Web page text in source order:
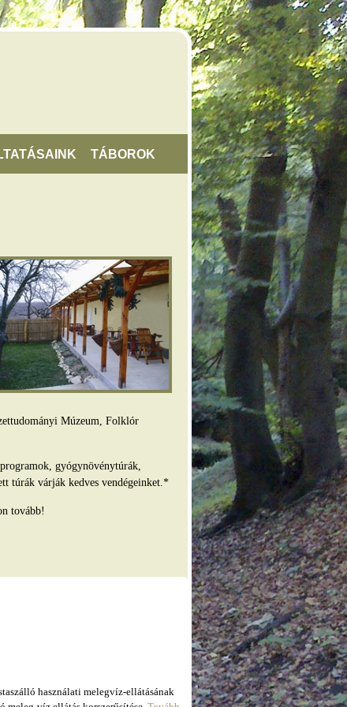
TÁBOROK
Múzeum, Folklór
gyógynövénytúrák,
túrák várják kedves vendégeinket.*
tovább!
használati melegvíz-ellátásának